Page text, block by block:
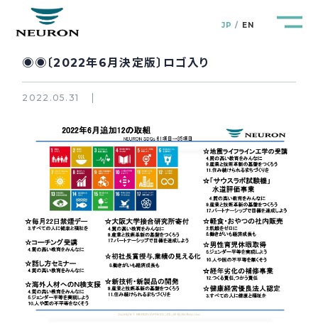
JP EN
管路防災研究所 Pipeline Resilience Lab.
企業情報 Company
製品＆サービス Products&Service
研究開発
新着情報 News&Topics
◉◉〔2022年6月決定版〕ロゴ入り
2022.05.31